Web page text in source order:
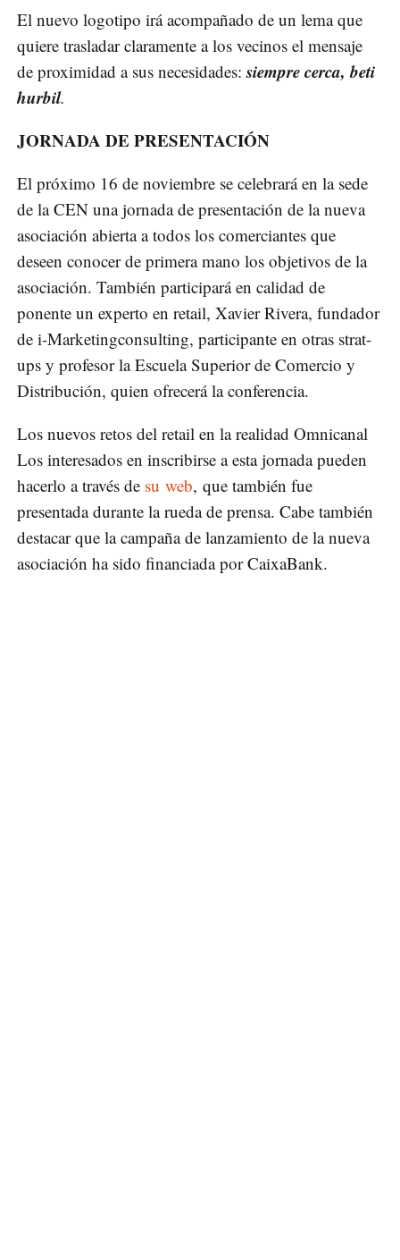
El nuevo logotipo irá acompañado de un lema que
quiere trasladar claramente a los vecinos el mensaje
de proximidad a sus necesidades: siempre cerca, beti
hurbil.
JORNADA DE PRESENTACIÓN
El próximo 16 de noviembre se celebrará en la sede
de la CEN una jornada de presentación de la nueva
asociación abierta a todos los comerciantes que
deseen conocer de primera mano los objetivos de la
asociación. También participará en calidad de
ponente un experto en retail, Xavier Rivera, fundador
de i-Marketingconsulting, participante en otras strat-
ups y profesor la Escuela Superior de Comercio y
Distribución, quien ofrecerá la conferencia.
Los nuevos retos del retail en la realidad Omnicanal
Los interesados en inscribirse a esta jornada pueden
hacerlo a través de su web, que también fue
presentada durante la rueda de prensa. Cabe también
destacar que la campaña de lanzamiento de la nueva
asociación ha sido financiada por CaixaBank.